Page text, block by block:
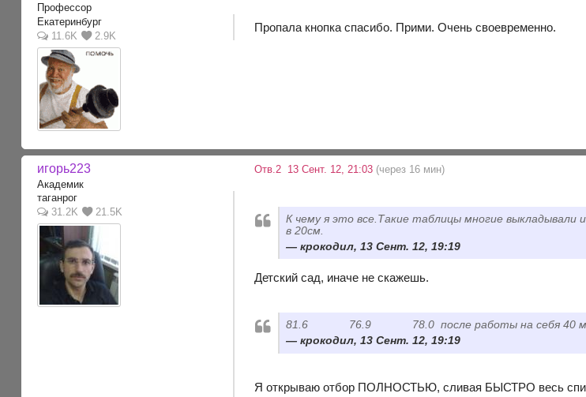
Профессор
Екатеринбург
11.6K
2.9K
Пропала кнопка спасибо. Прими. Очень своевременно.
игорь223
Академик
таганрог
31.2K
21.5K
Отв.2 13 Сент. 12, 21:03 (через 16 мин)
К чему я это все.Такие таблицы многие
в 20см.
крокодил, 13 Сент. 12, 19:19
Детский сад, иначе не скажешь.
81.6 76.9 78.0 после работы на себя 40
крокодил, 13 Сент. 12, 19:19
Я открываю отбор ПОЛНОСТЬЮ, сливая БЫСТРО весь